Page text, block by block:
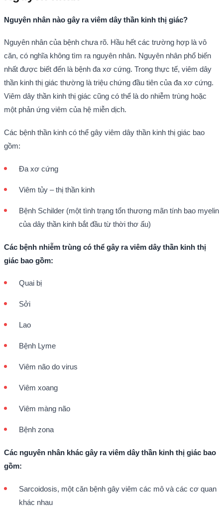
Nguyên nhân nào gây ra viêm dây thần kinh thị giác?
Nguyên nhân của bệnh chưa rõ. Hầu hết các trường hợp là vô
căn, có nghĩa không tìm ra nguyên nhân. Nguyên nhân phổ biến
nhất được biết đến là bệnh đa xơ cứng. Trong thực tế, viêm dây
thần kinh thị giác thường là triệu chứng đầu tiên của đa xơ cứng.
Viêm dây thần kinh thị giác cũng có thể là do nhiễm trùng hoặc
một phản ứng viêm của hệ miễn dịch.
Các bệnh thần kinh có thể gây viêm dây thần kinh thị giác bao
gồm:
Đa xơ cứng
Viêm tủy – thị thần kinh
Bệnh Schilder (một tình trạng tổn thương mãn tính bao myelin
của dây thần kinh bắt đầu từ thời thơ ấu)
Các bệnh nhiễm trùng có thể gây ra viêm dây thần kinh thị
giác bao gồm:
Quai bị
Sởi
Lao
Bệnh Lyme
Viêm não do virus
Viêm xoang
Viêm màng não
Bệnh zona
Các nguyên nhân khác gây ra viêm dây thần kinh thị giác bao
gồm:
Sarcoidosis, một căn bệnh gây viêm các mô và các cơ quan
khác nhau